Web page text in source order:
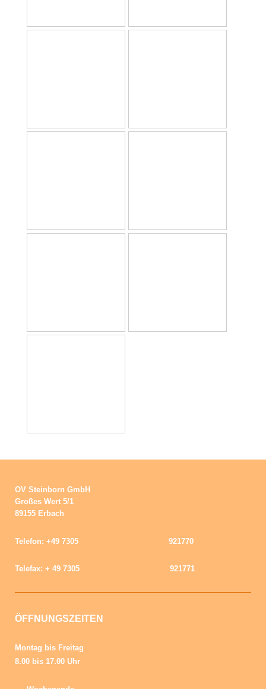
OV Steinborn GmbH
Großes Wert 5/1
89155 Erbach
Telefon: +49 7305 921770
Telefax: + 49 7305 921771
ÖFFNUNGSZEITEN
Montag bis Freitag
8.00 bis 17.00 Uhr